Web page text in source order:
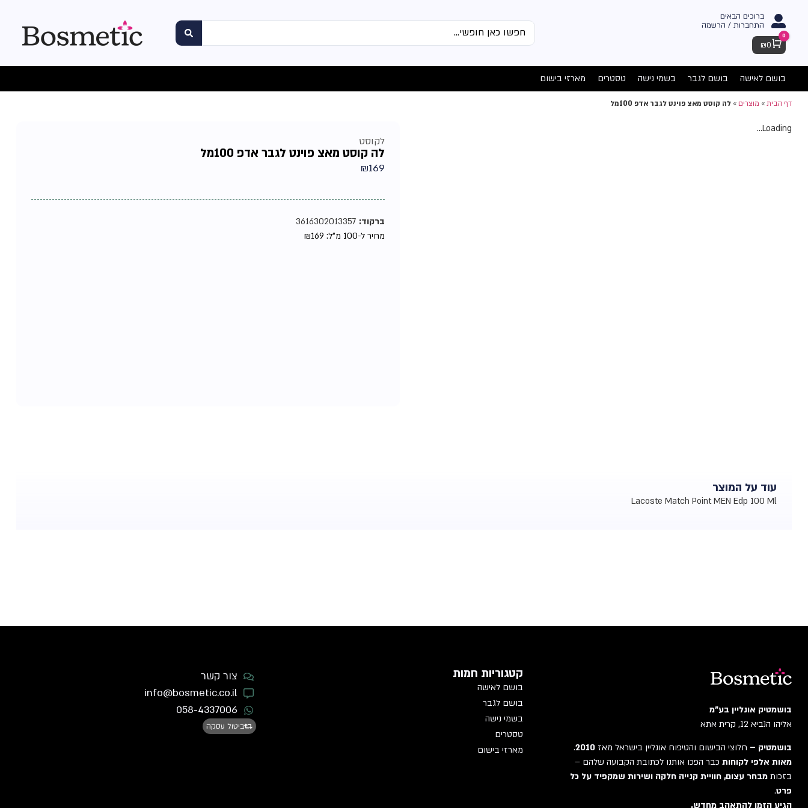
ברוכים הבאים
התחברות / הרשמה
Cart
0
₪0
בושם לאישה בושם לגבר בשמי נישה טסטרים מארזי בישום
דף הבית» מוצרים» לה קוסט מאצ פוינט לגבר אדפ 100מל
Loading...
לקוסט
לה קוסט מאצ פוינט לגבר אדפ 100מל
₪169
ברקוד:
מחיר ל-100 מ"ל:
₪169
עוד על המוצר
Lacoste Match Point MEN Edp 100 Ml
בושמטיק אונליין בע"מ
אליהו הנביא 12, קרית אתא
בושמטיק – חלוצי הבישום והטיפוח אונליין בישראל מאז 2010
.
מאות אלפי לקוחות כבר הפכו אותנו לכתובת הקבועה שלהם –
בזכות מבחר עצום, חוויית קנייה חלקה ושירות שמקפיד על כל
פרט.
הגיע הזמן להתאהב מחדש.
קטגוריות חמות
בושם לאישה
בושם לגבר
בשמי נישה
טסטרים
מארזי בישום
צור קשר
info@bosmetic.co.il
058-4337006
ביטול עסקה